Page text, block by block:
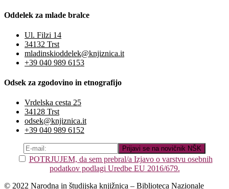
Oddelek za mlade bralce
Ul. Filzi 14
34132 Trst
mladinskioddelek@knjiznica.it
+39 040 989 6153
Odsek za zgodovino in etnografijo
Vrdelska cesta 25
34128 Trst
odsek@knjiznica.it
+39 040 989 6152
POTRJUJEM, da sem prebral/a Izjavo o varstvu osebnih
podatkov podlagi Uredbe EU 2016/679.
© 2022 Narodna in študijska knjižnica – Biblioteca Nazionale